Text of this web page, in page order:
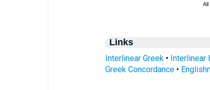
Links
Interlinear Greek• Interlinear
Greek Concordance•